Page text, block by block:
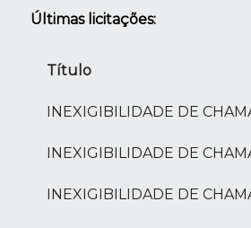
Últimas licitações:
Título
INEXIGIBILIDADE DE
INEXIGIBILIDADE DE
INEXIGIBILIDADE DE